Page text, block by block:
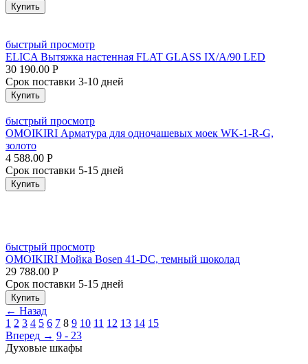
Купить
быстрый просмотр
ELICA Вытяжка настенная FLAT GLASS IX/A/90 LED
30 190.00 Р
Срок поставки 3-10 дней
Купить
быстрый просмотр
OMOIKIRI Арматура для одночашевых моек WK-1-R-G,
золото
4 588.00 Р
Срок поставки 5-15 дней
Купить
быстрый просмотр
OMOIKIRI Мойка Bosen 41-DC, темный шоколад
29 788.00 Р
Срок поставки 5-15 дней
Купить
← Назад
1 2 3 4 5 6 7 8 9 10 11 12 13 14 15
Вперед → 9 - 23
Духовые шкафы